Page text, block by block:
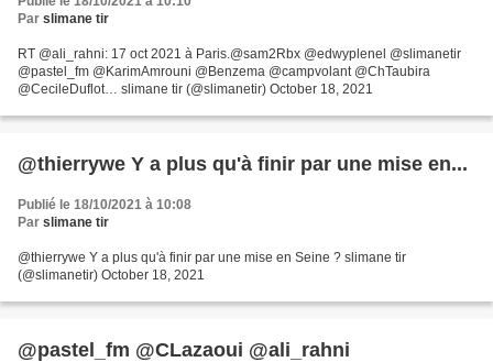
Par slimane tir
RT @ali_rahni: 17 oct 2021 à Paris.@sam2Rbx @edwyplenel @slimanetir
@pastel_fm @KarimAmrouni @Benzema @campvolant @ChTaubira
@CecileDuflot… slimane tir (@slimanetir) October 18, 2021
@thierrywe Y a plus qu'à finir par une mise en...
Publié le 18/10/2021 à 10:08
Par slimane tir
@thierrywe Y a plus qu'à finir par une mise en Seine ? slimane tir
(@slimanetir) October 18, 2021
@pastel_fm @CLazaoui @ali_rahni